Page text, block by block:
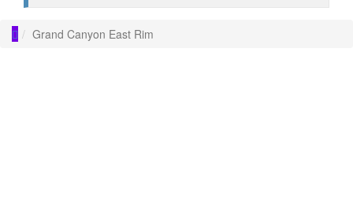
Grand Canyon East Rim